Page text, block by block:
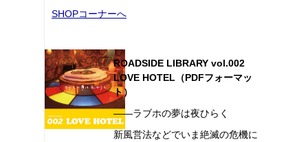
SHOPコーナーへ
ROADSIDE LIBRARY vol.002
LOVE HOTEL（PDFフォーマッ
ト）
――ラブホの夢は夜ひらく
新風営法などでいま絶滅の危機に